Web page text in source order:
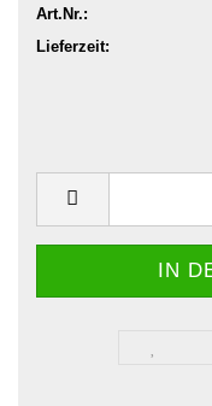
Art.Nr.:
Lieferzeit: